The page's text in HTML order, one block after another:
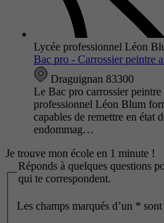
Lycée professionnel Léon
Bac pro - Carrossier peintre
Draguignan 83300
Le Bac pro carrossier
professionnel Léon Blum
capables de remettre en état
endommag…
Je trouve mon école en 1 minute !
Réponds à quelques questions
qui te correspondent.
Les champs marqués d’un *